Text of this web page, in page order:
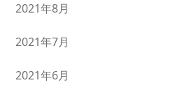
2021年8月
2021年7月
2021年6月